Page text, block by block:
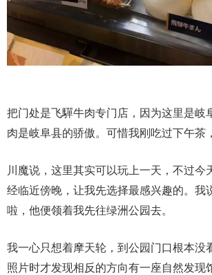
把门处是飞驒牛肉专门店，因为这里是岐
肉是岐阜县的骄傲。可惜我刚吃过下午茶
川魔说，这里其实可以玩上一天，不过今
经临近傍晚，让我先选择最感兴趣的。我
啦，他便领着我先往绿洲公园去。
我一心只想着摩天轮，到公园门口根本没
照片时才发现相反的方向有一座自然发现